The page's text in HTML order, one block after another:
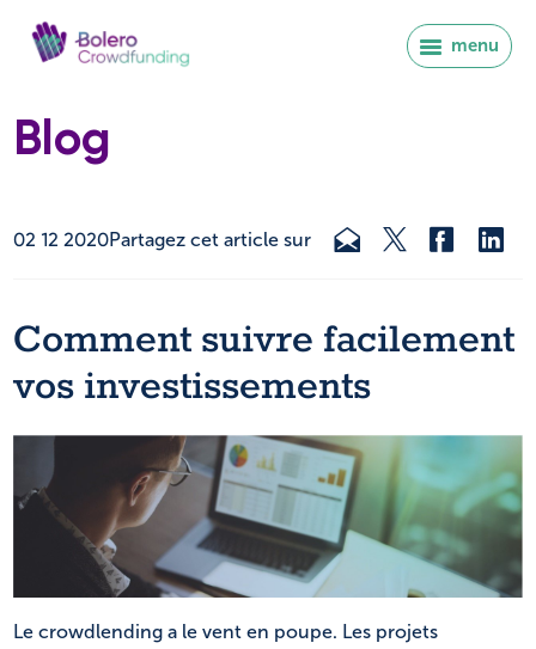
menu
Se connecter
NL FR
Blog
02 12 2020Partagez cet article sur
Comment suivre facilement
vos investissements
Le crowdlending a le vent en poupe. Les projets